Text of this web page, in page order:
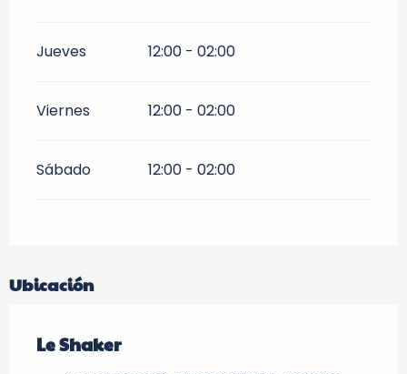
Jueves 12:00 - 02:00
Viernes 12:00 - 02:00
Sábado 12:00 - 02:00
Ubicación
Le Shaker